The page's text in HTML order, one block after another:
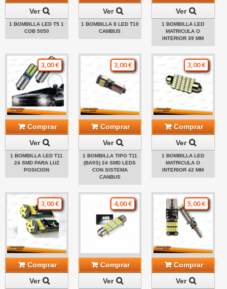
Ver
1 BOMBILLA LED T5 1
COB 5050
Ver
1 BOMBILLA 8 LED T10
CAMBUS
Ver
1 BOMBILLA LED
MATRICULA O
INTERIOR 39 MM
3,00 €
Comprar
Ver
1 BOMBILLA LED T11
24 SMD PARA LUZ
POSICION
3,00 €
Comprar
Ver
1 BOMBILLA TIPO T11
(BA9S) 24 SMD LEDS
CON SISTEMA
CANBUS
3,00 €
Comprar
Ver
1 BOMBILLA LED
MATRICULA O
INTERIOR 42 MM
3,00 €
Comprar
Ver
4,00 €
Comprar
Ver
5,00 €
Comprar
Ver